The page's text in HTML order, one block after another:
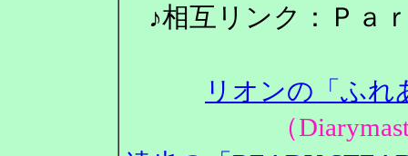
♪相互リンク：Ｐａ
リオンの「ふ
（